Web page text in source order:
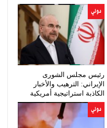
دولي
رئيس مجلس الشورى
الإيراني: الترهيب والأخبار
الكاذبة استراتيجية أمريكية
فاشلة
دولي